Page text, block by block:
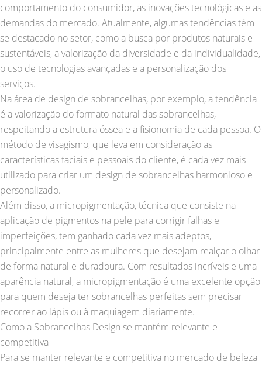
comportamento do consumidor, as inovações tecnológicas e as
demandas do mercado. Atualmente, algumas tendências têm
se destacado no setor, como a busca por produtos naturais e
sustentáveis, a valorização da diversidade e da individualidade,
o uso de tecnologias avançadas e a personalização dos
serviços.
Na área de design de sobrancelhas, por exemplo, a tendência
é a valorização do formato natural das sobrancelhas,
respeitando a estrutura óssea e a fisionomia de cada pessoa. O
método de visagismo, que leva em consideração as
características faciais e pessoais do cliente, é cada vez mais
utilizado para criar um design de sobrancelhas harmonioso e
personalizado.
Além disso, a micropigmentação, técnica que consiste na
aplicação de pigmentos na pele para corrigir falhas e
imperfeições, tem ganhado cada vez mais adeptos,
principalmente entre as mulheres que desejam realçar o olhar
de forma natural e duradoura. Com resultados incríveis e uma
aparência natural, a micropigmentação é uma excelente opção
para quem deseja ter sobrancelhas perfeitas sem precisar
recorrer ao lápis ou à maquiagem diariamente.
Como a Sobrancelhas Design se mantém relevante e
competitiva
Para se manter relevante e competitiva no mercado de beleza